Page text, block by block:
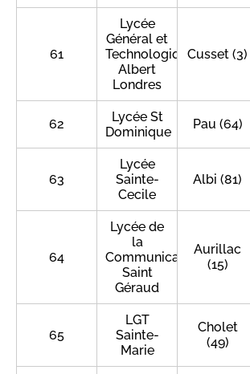
61
Lycée
Général et
Technologique
Albert
Londres
Cusset (3)
62
Lycée St
Dominique
Pau (64)
63
Lycée
Sainte-
Cecile
Albi (81)
64
Lycée de
la
Communication
Saint
Géraud
Aurillac
(15)
65
LGT
Sainte-
Marie
Cholet
(49)